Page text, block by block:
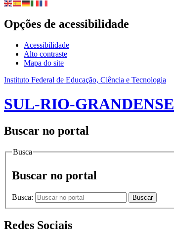
Opções de acessibilidade
Acessibilidade
Alto contraste
Mapa do site
Instituto Federal de Educação, Ciência e Tecnologia
SUL-RIO-GRANDENSE
Buscar no portal
Busca
Buscar no portal
Busca: Buscar
Redes Sociais